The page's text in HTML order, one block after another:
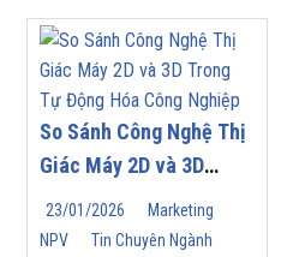
So Sánh Công Nghệ Thị
Giác Máy 2D và 3D
Trong Tự Động Hóa
Công Nghiệp
23/01/2026
Marketing
NPV
Tin Chuyên Ngành